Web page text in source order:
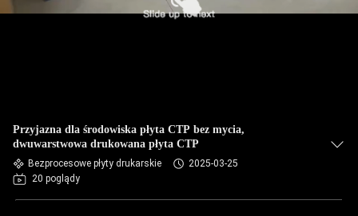
Przyjazna dla środowiska płyta CTP bez mycia,
dwuwarstwowa drukowana płyta CTP
Bezprocesowe płyty drukarskie
2025-03-25
20 poglądy